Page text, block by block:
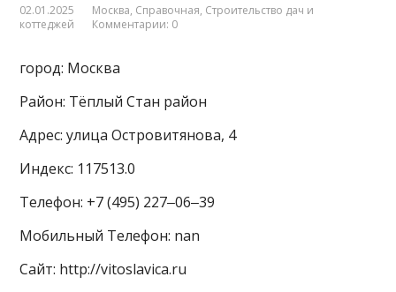
02.01.2025 Москва, Справочная, Строительство дач и
коттеджей
Комментарии: 0
город: Москва
Район: Тёплый Стан район
Адрес: улица Островитянова, 4
Индекс: 117513.0
Телефон: +7 (495) 227‒06‒39
Мобильный Телефон: nan
Сайт: http://vitoslavica.ru